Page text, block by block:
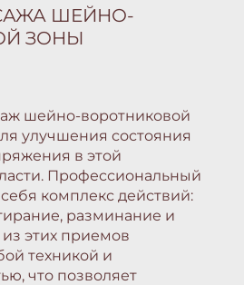
ШЕЙНО-
ЗОНЫ
шейно-воротниковой
улучшения состояния
в этой
Профессиональный
комплекс действий:
разминание и
этих приемов
техникой и
что позволяет